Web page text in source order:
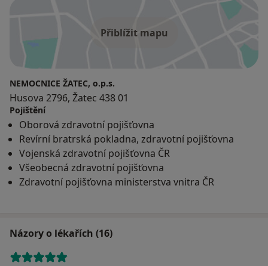
Přiblížit mapu
NEMOCNICE ŽATEC, o.p.s.
Husova 2796, Žatec 438 01
Pojištění
Oborová zdravotní pojišťovna
Revírní bratrská pokladna, zdravotní pojišťovna
Vojenská zdravotní pojišťovna ČR
Všeobecná zdravotní pojišťovna
Zdravotní pojišťovna ministerstva vnitra ČR
Názory o lékařích (16)